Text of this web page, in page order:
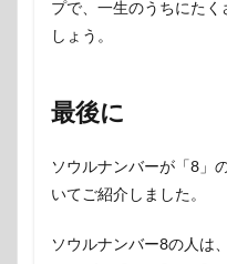
プで、一生のうちにた
しょう。
最後に
ソウルナンバーが「8」
いてご紹介しました。
ソウルナンバー8の人は